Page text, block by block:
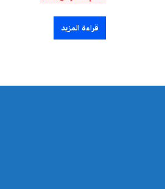
قراءة المزيد